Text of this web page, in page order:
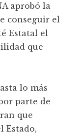
aprobó la
conseguir el
Estatal el
que
lo más
parte de
que
Estado,